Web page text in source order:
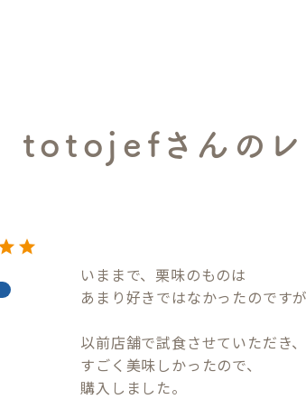
totojefさんのレ
いままで、栗味のものは
あまり好きではなかったのですが
以前店舗で試食させていただき、
すごく美味しかったので、
購入しました。